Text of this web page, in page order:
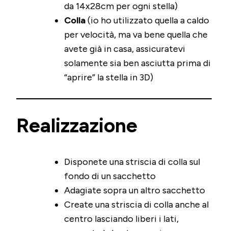
da 14x28cm per ogni stella)
Colla(io ho utilizzato quella a caldo
per velocità, ma va bene quella che
avete già in casa, assicuratevi
solamente sia ben asciutta prima di
“aprire” la stella in 3D)
Realizzazione
Disponete una striscia di colla sul
fondo di un sacchetto
Adagiate sopra un altro sacchetto
Create una striscia di colla anche al
centro lasciando liberi i lati,